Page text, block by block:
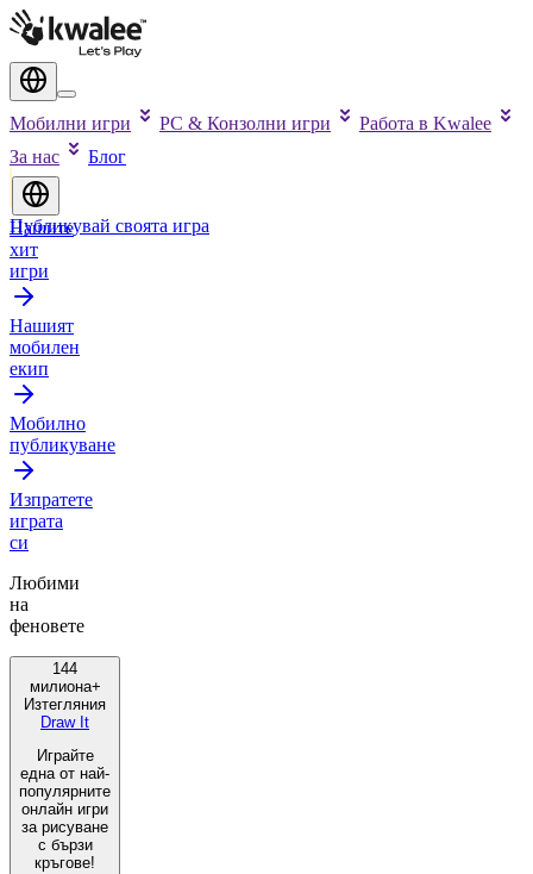
Мобилни игри PC & Конзолни игри
Работа в Kwalee
За нас
Блог
Публикувай своята игра
Нашите
хит
игри
Нашият
мобилен
екип
Мобилно
публикуване
Изпратете
играта
си
Любими
на
феновете
144
милиона+
Изтегляния
Draw It
Играйте
една от най-
популярните
онлайн игри
за рисуване
с бързи
кръгове!